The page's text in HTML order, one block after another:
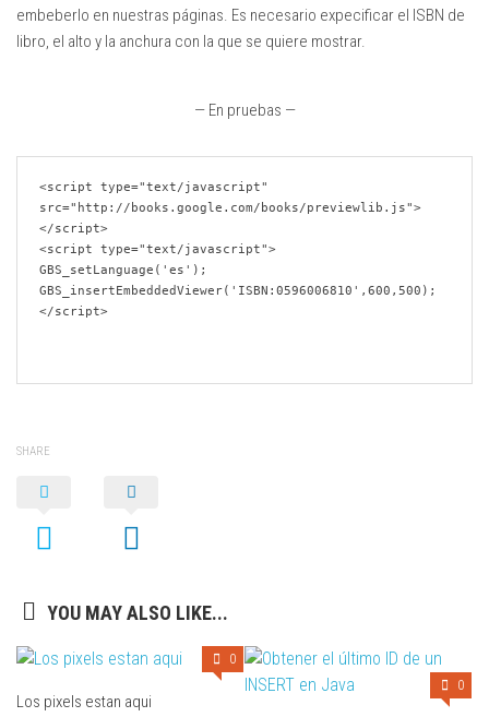
embeberlo en nuestras páginas. Es necesario expecificar el ISBN de
libro, el alto y la anchura con la que se quiere mostrar.
— En pruebas —
<script type="text/javascript"
src="http://books.google.com/books/previewlib.js">
</script>
<script type="text/javascript">
GBS_setLanguage('es');
GBS_insertEmbeddedViewer('ISBN:0596006810',600,500);
SHARE
YOU MAY ALSO LIKE...
0
Los pixels estan aqui
0